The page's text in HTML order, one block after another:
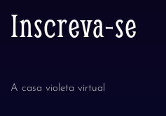
Inscreva-se
A casa violeta virtual